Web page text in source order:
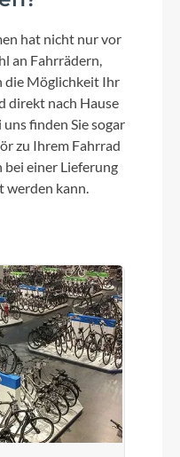
hat nicht nur vor
an Fahrrädern,
die Möglichkeit Ihr
direkt nach Hause
finden Sie sogar
zu Ihrem Fahrrad
bei einer Lieferung
werden kann.